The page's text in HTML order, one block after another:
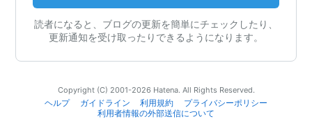
読者になると、ブログの更新を簡単にチェックしたり、
更新通知を受け取ったりできるようになります。
Copyright (C) 2001-2026 Hatena. All Rights Reserved.
ヘルプ
ガイドライン 利用規約
プライバシーポリシー
利用者情報の外部送信について